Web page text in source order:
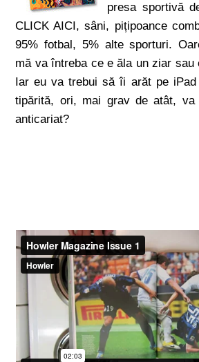
presa sportivă
CLICK AICI, sâni, pițipoance
95% fotbal, 5% alte sporturi.
mă va întreba ce e ăla un ziar sau
Iar eu va trebui să îi arăt pe
tipărită, ori, mai grav de atât,
anticariat?